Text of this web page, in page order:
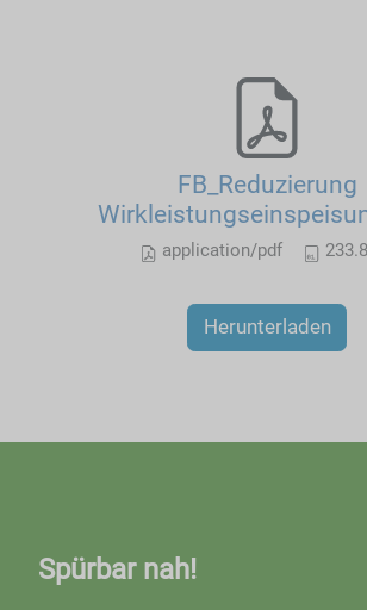
FB_Reduzierung
application/pdf
Herunterladen
Spürbar nah!